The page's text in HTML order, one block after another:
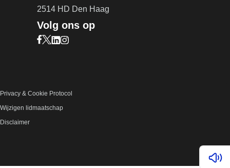
Lees
2514 HD Den Haag
Volg ons op
Bezoek onze Facebook pagina (opent in nieuw
Bezoek onze X pagina (opent in nieuw tabblad)
Bezoek onze LinkedIn pagina (opent in nieuw
Bezoek onze Instagram pagina (opent in
Privacy & Cookie Protocol
Wijzigen lidmaatschap
Disclaimer